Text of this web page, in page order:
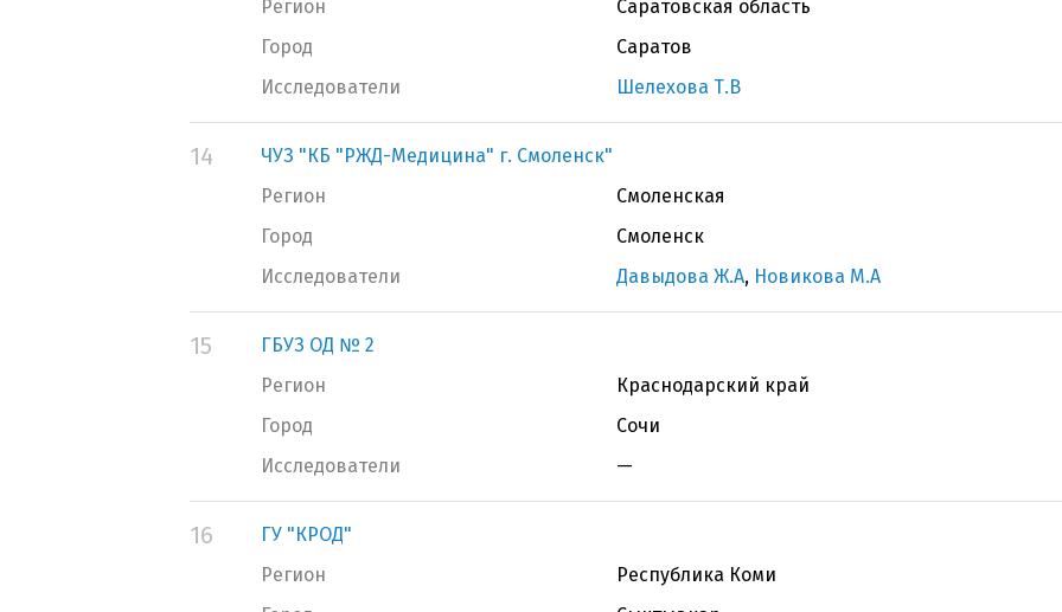
Регион
Саратовская область
Город
Саратов
Исследователи
Шелехова Т.В
14
ЧУЗ "КБ "РЖД-Медицина" г. Смоленск"
Регион
Смоленская
Город
Смоленск
Исследователи
Давыдова Ж.А, Новикова М.А
15
ГБУЗ ОД № 2
Регион
Краснодарский край
Город
Сочи
Исследователи
—
16
ГУ "КРОД"
Регион
Республика Коми